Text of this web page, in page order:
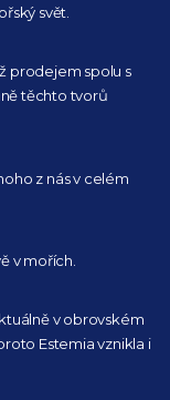
svět.
prodejem spolu s
těchto tvorů
z nás v celém
v mořích.
v obrovském
Estemia vznikla i